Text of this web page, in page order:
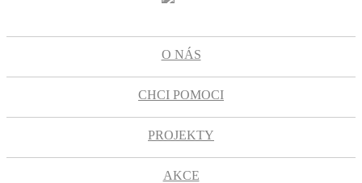
O NÁS
CHCI POMOCI
PROJEKTY
AKCE